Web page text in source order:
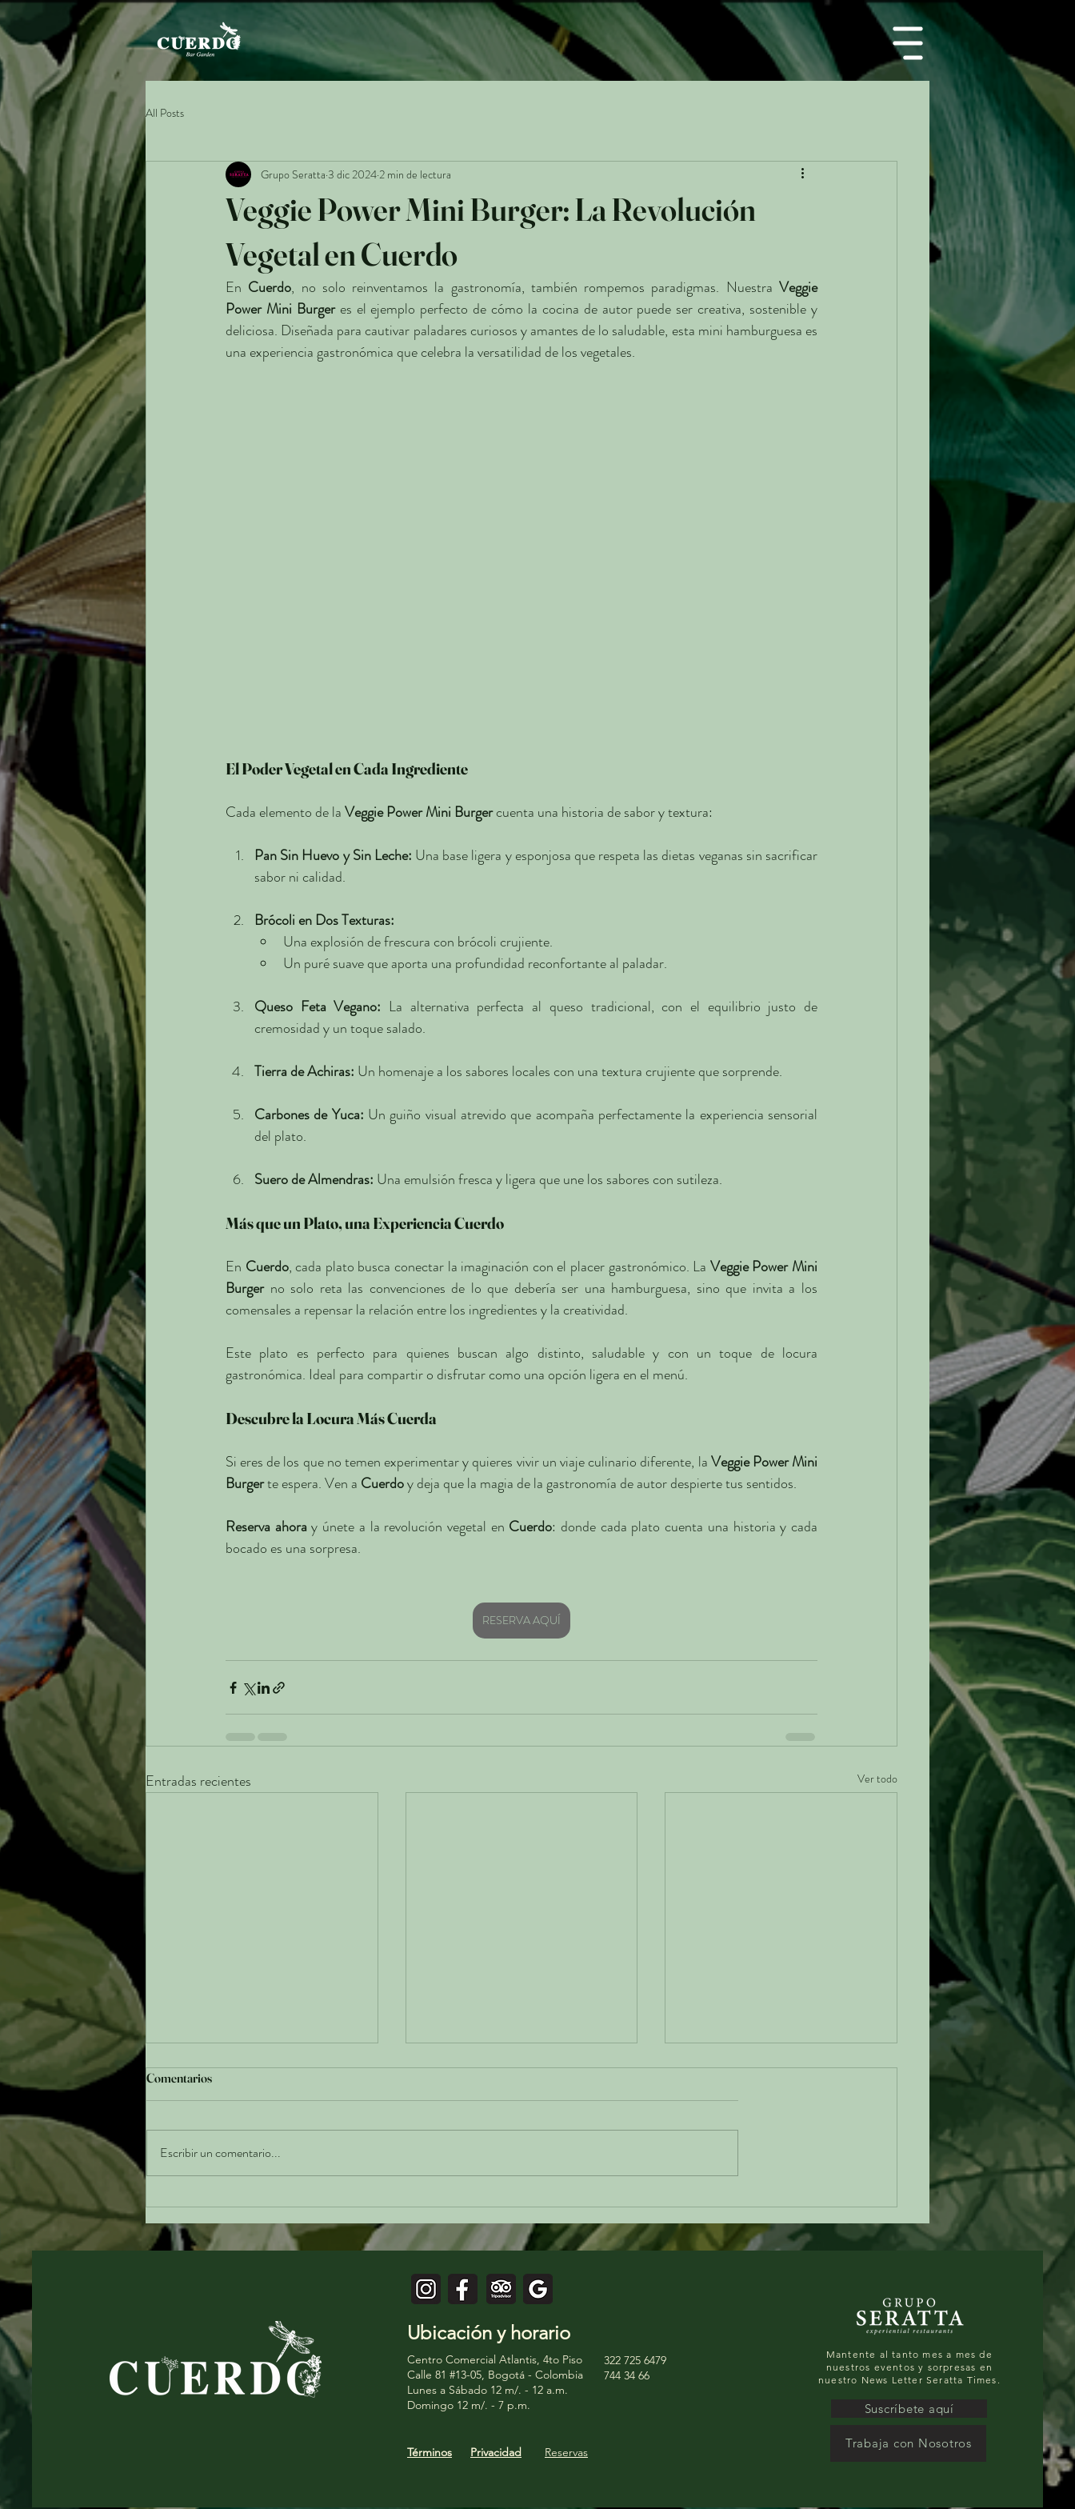
All Posts
Veggie Power Mini Burger: La Revolución
Vegetal en Cuerdo
Grupo Seratta 3 dic 2024 2 min de lectura
En Cuerdo, no solo reinventamos la gastronomía, también rompemos paradigmas. Nuestra Veggie
Power Mini Burger es el ejemplo perfecto de cómo la cocina de autor puede ser creativa, sostenible y
deliciosa. Diseñada para cautivar paladares curiosos y amantes de lo saludable, esta mini hamburguesa es
una experiencia gastronómica que celebra la versatilidad de los vegetales.
El Poder Vegetal en Cada Ingrediente
Cada elemento de la Veggie Power Mini Burger cuenta una historia de sabor y textura:
Pan Sin Huevo y Sin Leche: Una base ligera y esponjosa que respeta las dietas veganas sin sacrificar
sabor ni calidad.
Brócoli en Dos Texturas:
Una explosión de frescura con brócoli crujiente.
Un puré suave que aporta una profundidad reconfortante al paladar.
Queso Feta Vegano: La alternativa perfecta al queso tradicional, con el equilibrio justo de
cremosidad y un toque salado.
Tierra de Achiras: Un homenaje a los sabores locales con una textura crujiente que sorprende.
Carbones de Yuca: Un guiño visual atrevido que acompaña perfectamente la experiencia sensorial
del plato.
Suero de Almendras: Una emulsión fresca y ligera que une los sabores con sutileza.
Más que un Plato, una Experiencia Cuerdo
En Cuerdo, cada plato busca conectar la imaginación con el placer gastronómico. La Veggie Power Mini
Burger no solo reta las convenciones de lo que debería ser una hamburguesa, sino que invita a los
comensales a repensar la relación entre los ingredientes y la creatividad.
Este plato es perfecto para quienes buscan algo distinto, saludable y con un toque de locura
gastronómica. Ideal para compartir o disfrutar como una opción ligera en el menú.
Descubre la Locura Más Cuerda
Si eres de los que no temen experimentar y quieres vivir un viaje culinario diferente, la Veggie Power Mini
Burger te espera. Ven a Cuerdo y deja que la magia de la gastronomía de autor despierte tus sentidos.
Reserva ahora y únete a la revolución vegetal en Cuerdo: donde cada plato cuenta una historia y cada
bocado es una sorpresa.
RESERVA AQUÍ
Entradas recientes Ver todo
nueva forma de cocinar lo nuestro
inspiración: la cocina colombiana
vista desde Cuerdo
colombiano que siempre
encuentra nuevas formas de
sorprender en Cuerdo
Comentarios
Escribir un comentario...
Ubicación y horario
Centro Comercial Atlantis, 4to Piso
Calle 81 #13-05, Bogotá - Colombia
Lunes a Sábado 12 m/. - 12 a.m.
Domingo 12 m/. - 7 p.m.
322 725 6479
744 34 66
Términos Privacidad Reservas
Mantente al tanto mes a mes de
nuestros eventos y sorpresas en
nuestro News Letter Seratta Times.
Suscríbete aquí
Trabaja con Nosotros